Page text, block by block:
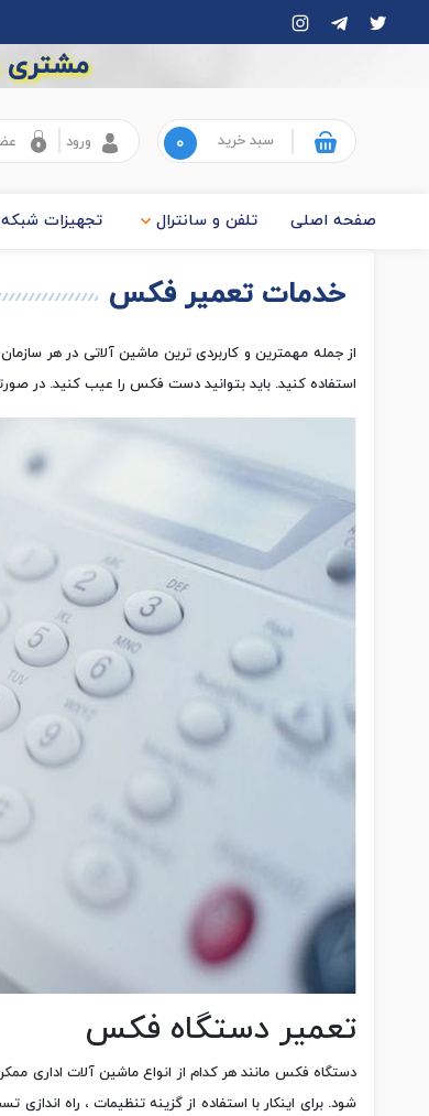
مشتری
سبد خرید ۰ ورود
صفحه اصلی تلفن و سانترال تجهیزات شبکه
خدمات تعمیر فکس
از جمله مهمترین و کاربردی ترین ماشین آلاتی در هر
استفاده کنید. باید بتوانید دست فکس را عیب کنید. در
تعمیر دستگاه فکس
دستگاه فکس مانند هر کدام از انواع ماشین آلات
شود. برای اینکار با استفاده از گزینه تنظیمات ، راه